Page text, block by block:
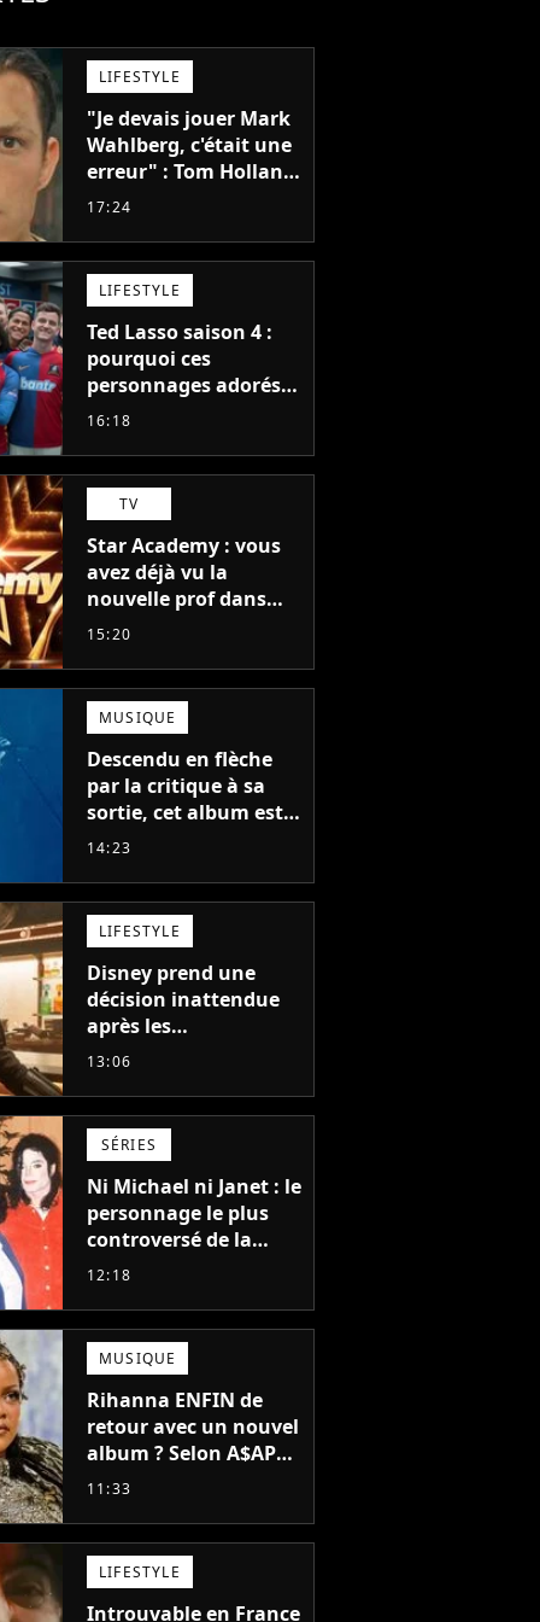
LIFESTYLE
"Je devais jouer Mark
Wahlberg, c'était une
erreur" : Tom Holland,
la star de Spider-Man,
blockbuster
17:24
LIFESTYLE
Ted Lasso saison 4 :
pourquoi ces
personnages adorés
des fans ne sont pas
16:18
TV
Star Academy : vous
avez déjà vu la
nouvelle prof dans
The Voice et aux
15:20
MUSIQUE
Descendu en flèche
par la critique à sa
sortie, cet album est
en train de devenir le
auteur
14:23
LIFESTYLE
Disney prend une
décision inattendue
après les
"performances
et The Mandalorian &
Grogu au box-office
13:06
SÉRIES
Ni Michael ni Janet : le
personnage le plus
controversé de la
famille Jackson va
propre série
12:18
MUSIQUE
Rihanna ENFIN de
retour avec un nouvel
album ? Selon A$AP
Rocky, "c'est du
11:33
LIFESTYLE
Introuvable en France